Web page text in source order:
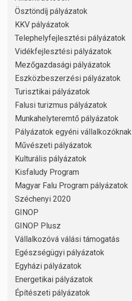
Ösztöndíj pályázatok
KKV pályázatok
Telephelyfejlesztési pályázatok
Vidékfejlesztési pályázatok
Mezőgazdasági pályázatok
Eszközbeszerzési pályázatok
Turisztikai pályázatok
Falusi turizmus pályázatok
Munkahelyteremtő pályázatok
Pályázatok egyéni vállalkozóknak
Művészeti pályázatok
Kulturális pályázatok
Kisfaludy Program
Magyar Falu Program pályázatok
Széchenyi 2020
GINOP
GINOP Plusz
Vállalkozóvá válási támogatás
Egészségügyi pályázatok
Egyházi pályázatok
Energetikai pályázatok
Építészeti pályázatok